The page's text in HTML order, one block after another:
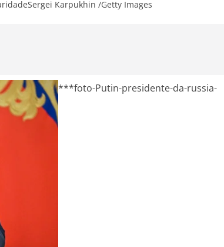
Sergei Karpukhin /Getty Images
***foto-Putin-presidente-da-russia-